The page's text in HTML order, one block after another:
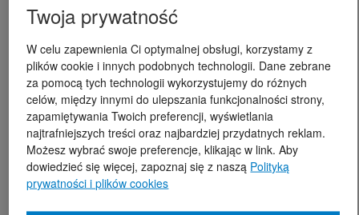
Twoja prywatność
W celu zapewnienia Ci optymalnej obsługi, korzystamy z
plików cookie i innych podobnych technologii. Dane zebrane
za pomocą tych technologii wykorzystujemy do różnych
celów, między innymi do ulepszania funkcjonalności strony,
zapamiętywania Twoich preferencji, wyświetlania
najtrafniejszych treści oraz najbardziej przydatnych reklam.
Możesz wybrać swoje preferencje, klikając w link. Aby
dowiedzieć się więcej, zapoznaj się z naszą Polityką
prywatności i plików cookies